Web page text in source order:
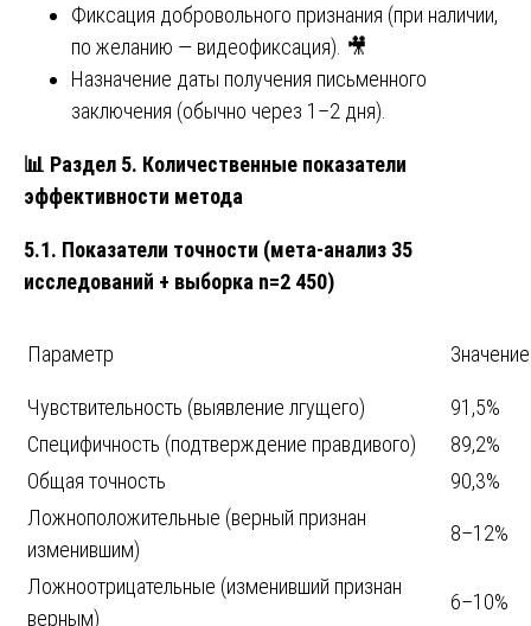
Фиксация добровольного признания (при наличии,
по желанию — видеофиксация). 🎥
Назначение даты получения письменного
заключения (обычно через 1–2 дня).
📊 Раздел 5. Количественные показатели
эффективности метода
5.1. Показатели точности (мета-анализ 35
исследований + выборка n=2 450)
Параметр Значение
Чувствительность (выявление лгущего)
91,5%
Специфичность (подтверждение правдивого)
89,2%
Общая точность
90,3%
Ложноположительные (верный признан
изменившим)
8–12%
Ложноотрицательные (изменивший признан
верным)
6–10%